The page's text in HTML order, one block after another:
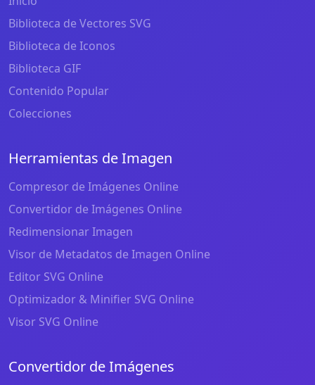
Biblioteca de Vectores SVG
Biblioteca de Iconos
Biblioteca GIF
Contenido Popular
Colecciones
Herramientas de Imagen
Compresor de Imágenes Online
Convertidor de Imágenes Online
Redimensionar Imagen
Visor de Metadatos de Imagen Online
Editor SVG Online
Optimizador & Minifier SVG Online
Visor SVG Online
Convertidor de Imágenes